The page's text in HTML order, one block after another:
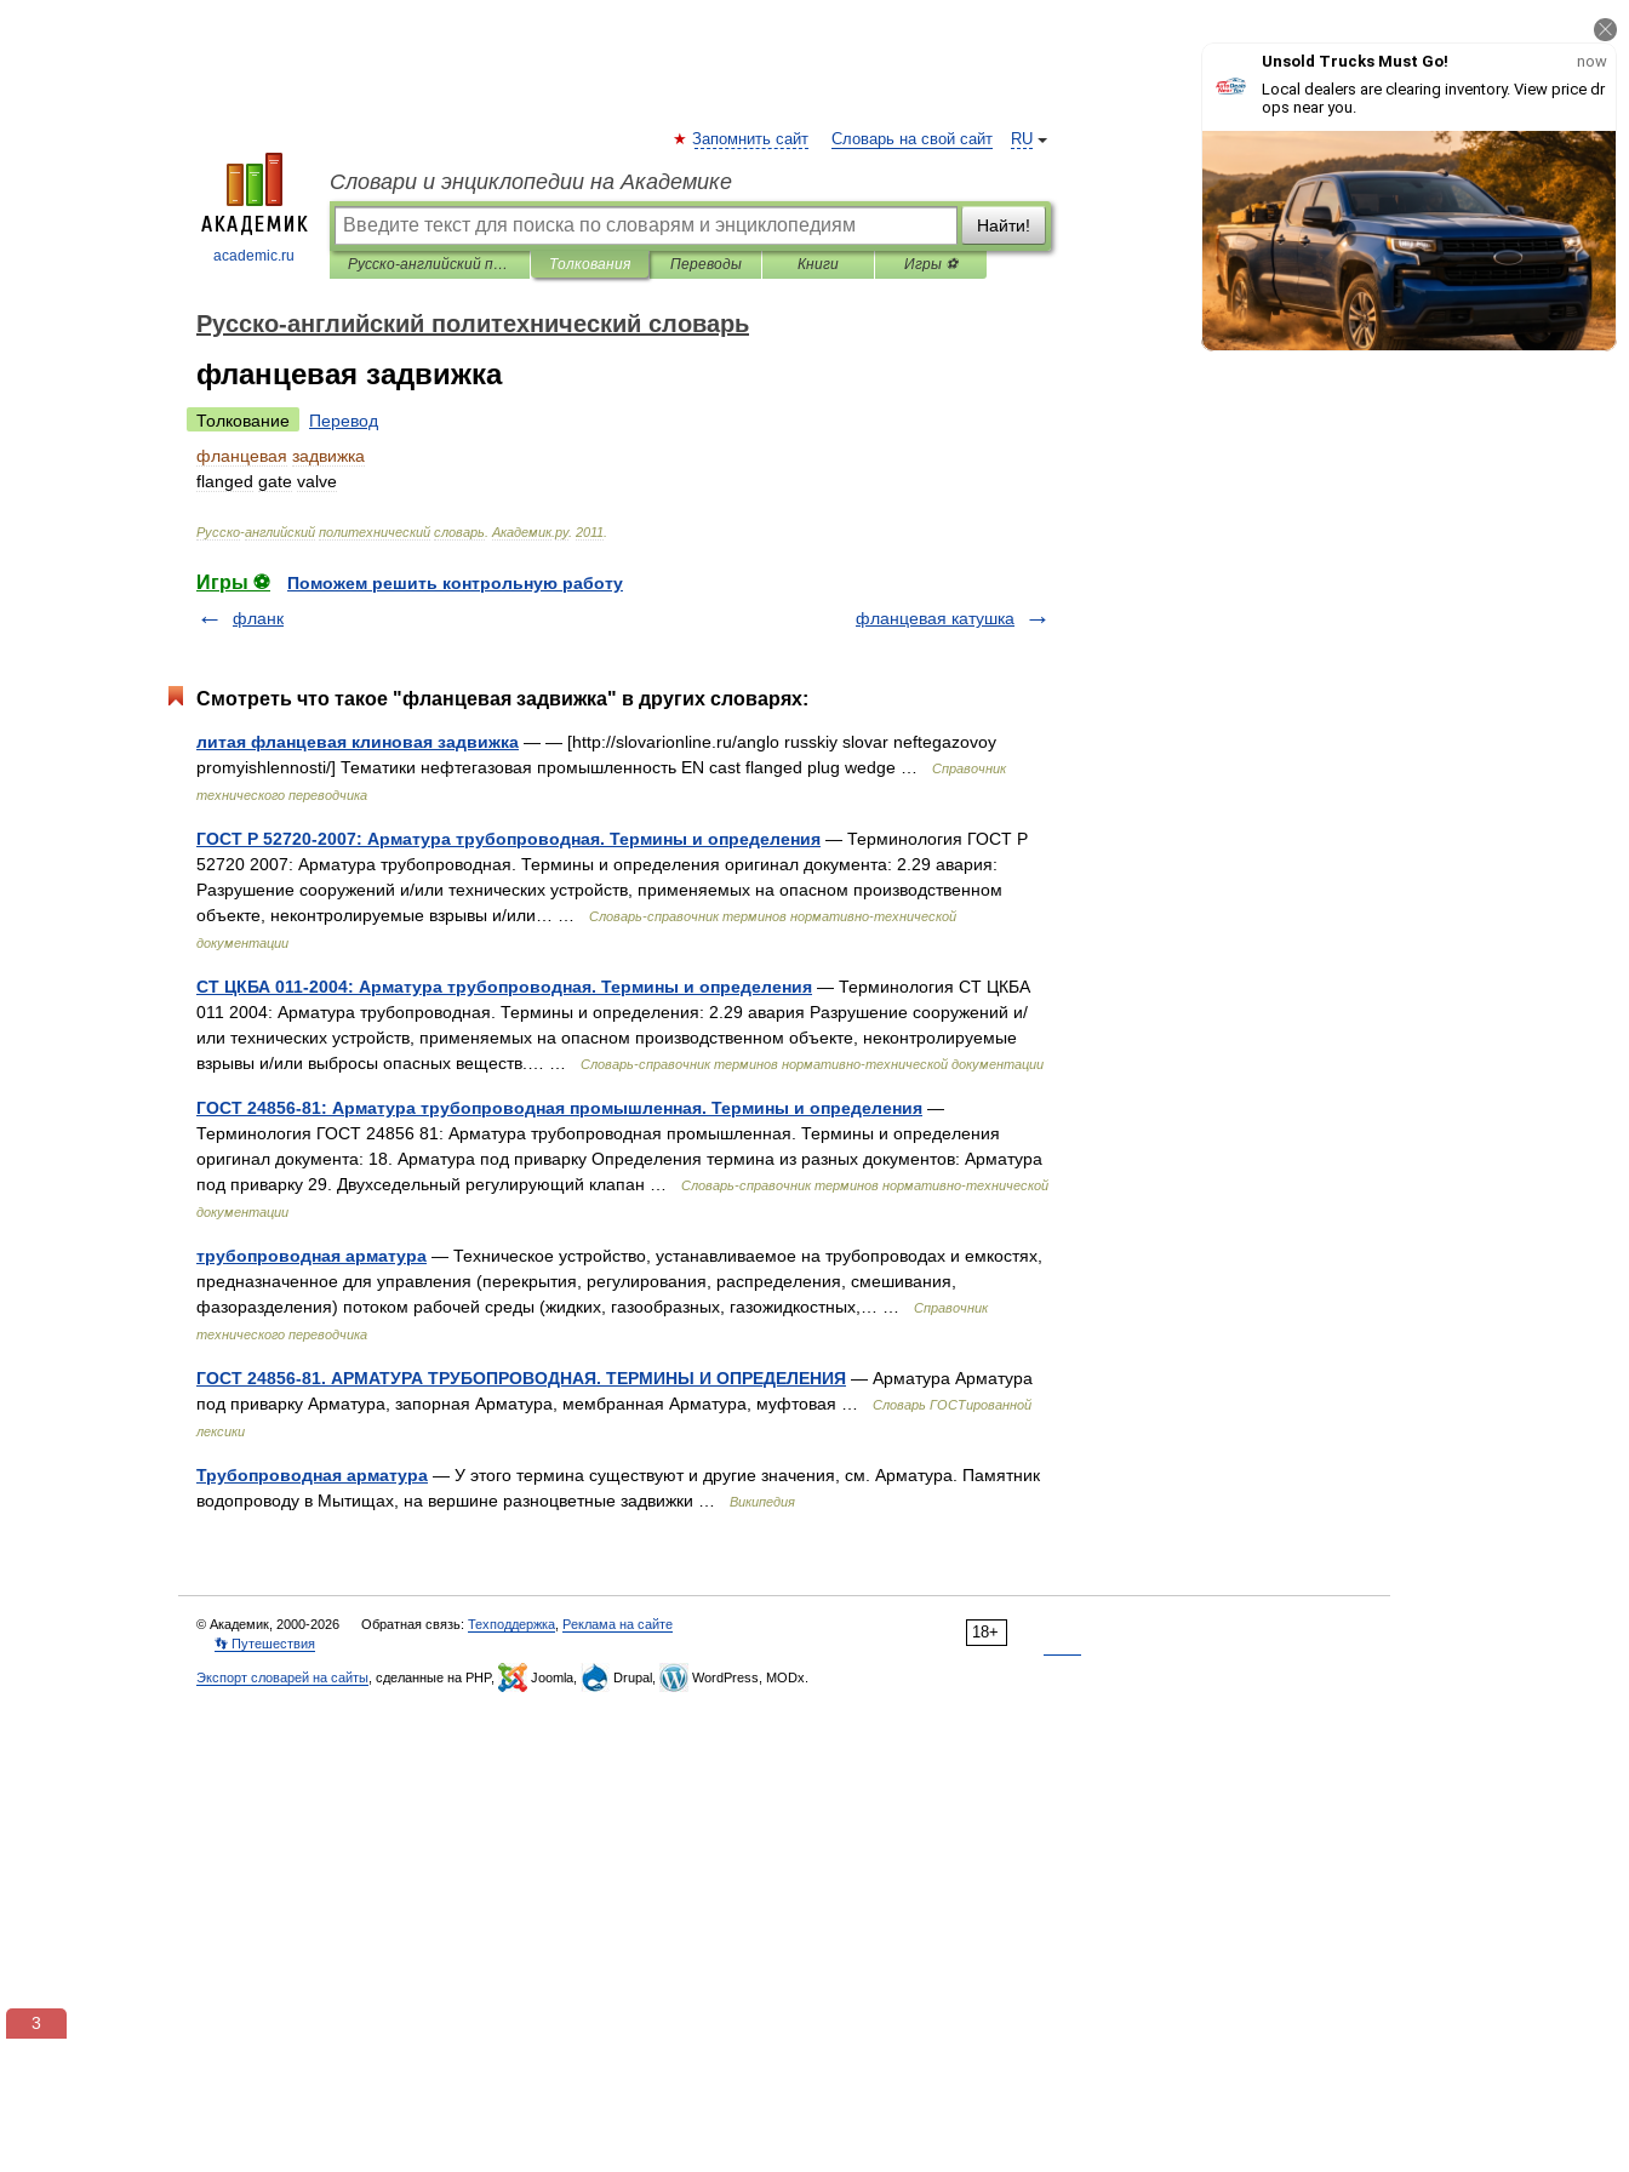
academic.ru
RU
Запомнить сайт Словарь на свой сайт
Словари и энциклопедии на Академике
Найти!
Русско-английский политехнический словарь Толкования Переводы Книги Игры ⚽
Русско-английский политехнический словарь
фланцевая задвижка
Толкование
Перевод
фланцевая задвижка
flanged gate valve
Русско-английский политехнический словарь Академик.ру. 2011
Игры ⚽
Поможем решить контрольную работу
фланк
фланцевая катушка
Смотреть что такое "фланцевая задвижка" в других словарях:
литая фланцевая клиновая задвижка — — [http://slovarionline.ru/anglo russkiy slovar neftegazovoy
promyishlennosti/] Тематики нефтегазовая промышленность EN cast flanged plug wedge …
Справочник
технического переводчика
ГОСТ Р 52720-2007: Арматура трубопроводная. Термины и определения — Терминология ГОСТ Р
52720 2007: Арматура трубопроводная. Термины и определения оригинал документа: 2.29 авария:
Разрушение сооружений и/или технических устройств, применяемых на опасном производственном
объекте, неконтролируемые взрывы и/или… …
Словарь-справочник терминов нормативно-технической
документации
СТ ЦКБА 011-2004: Арматура трубопроводная. Термины и определения — Терминология СТ ЦКБА
011 2004: Арматура трубопроводная. Термины и определения: 2.29 авария Разрушение сооружений и/
или технических устройств, применяемых на опасном производственном объекте, неконтролируемые
взрывы и/или выбросы опасных веществ.… …
Словарь-справочник терминов нормативно-технической документации
ГОСТ 24856-81: Арматура трубопроводная промышленная. Термины и определения —
Терминология ГОСТ 24856 81: Арматура трубопроводная промышленная. Термины и определения
оригинал документа: 18. Арматура под приварку Определения термина из разных документов: Арматура
под приварку 29. Двухседельный регулирующий клапан …
Словарь-справочник терминов нормативно-технической
документации
трубопроводная арматура — Техническое устройство, устанавливаемое на трубопроводах и емкостях,
предназначенное для управления (перекрытия, регулирования, распределения, смешивания,
фазоразделения) потоком рабочей среды (жидких, газообразных, газожидкостных,… …
Справочник
технического переводчика
ГОСТ 24856-81. АРМАТУРА ТРУБОПРОВОДНАЯ. ТЕРМИНЫ И ОПРЕДЕЛЕНИЯ — Арматура Арматура
под приварку Арматура, запорная Арматура, мембранная Арматура, муфтовая …
Словарь ГОСТированной
лексики
Трубопроводная арматура — У этого термина существуют и другие значения, см. Арматура. Памятник
водопроводу в Мытищах, на вершине разноцветные задвижки …
Википедия
18+
© Академик, 2000-2026 Обратная связь: Техподдержка Реклама на сайте
👣 Путешествия
Экспорт словарей на сайты , сделанные на PHP, Joomla, Drupal, WordPress, MODx.
3